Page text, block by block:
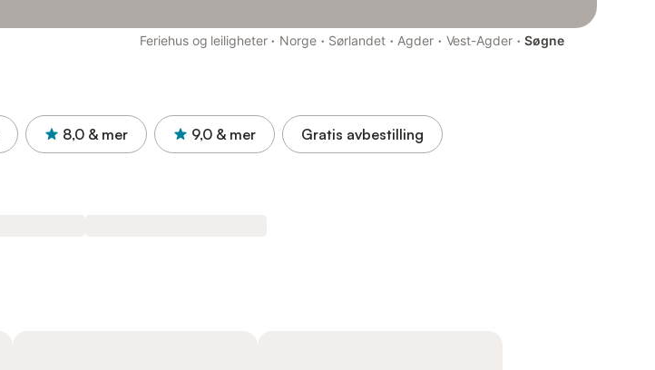
Feriehus og leiligheter · Norge · Sørlandet · Agder · Vest-Agder · Søgne
8,0 & mer 9,0 & mer Gratis avbestilling